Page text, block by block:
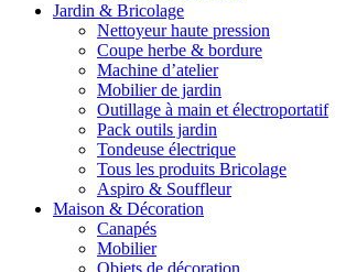
Jardin & Bricolage
Nettoyeur haute pression
Coupe herbe & bordure
Machine d’atelier
Mobilier de jardin
Outillage à main et électroportatif
Pack outils jardin
Tondeuse électrique
Tous les produits Bricolage
Aspiro & Souffleur
Maison & Décoration
Canapés
Mobilier
Objets de décoration